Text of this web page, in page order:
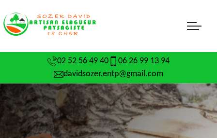
02 52 56 49 40
06 26 99 13 94
davidsozer.entp@gmail.com